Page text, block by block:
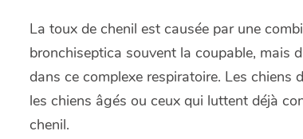
La toux de chenil est causée par une
bronchiseptica souvent la coupable, mais
dans ce complexe respiratoire. Les
les chiens âgés ou ceux qui luttent déjà
chenil.